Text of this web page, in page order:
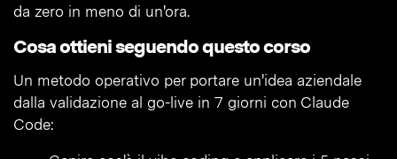
da zero in meno di un'ora.
Cosa ottieni seguendo questo corso
Un metodo operativo per portare un'idea aziendale
dalla validazione al go-live in 7 giorni con Claude
Code: